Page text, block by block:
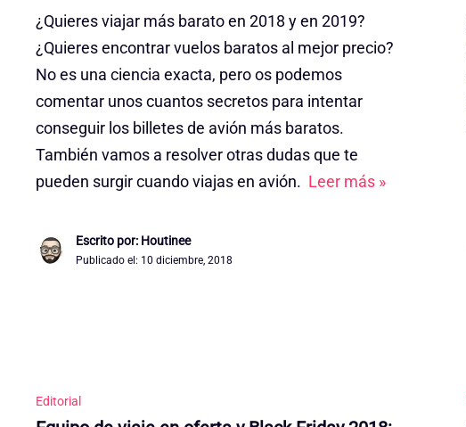
¿Quieres viajar más barato en 2018 y en 2019?
¿Quieres encontrar vuelos baratos al mejor precio?
No es una ciencia exacta, pero os podemos
comentar unos cuantos secretos para intentar
conseguir los billetes de avión más baratos.
También vamos a resolver otras dudas que te
pueden surgir cuando viajas en avión. Leer más »
Escrito por: Houtinee
Publicado el: 10 diciembre, 2018
Editorial